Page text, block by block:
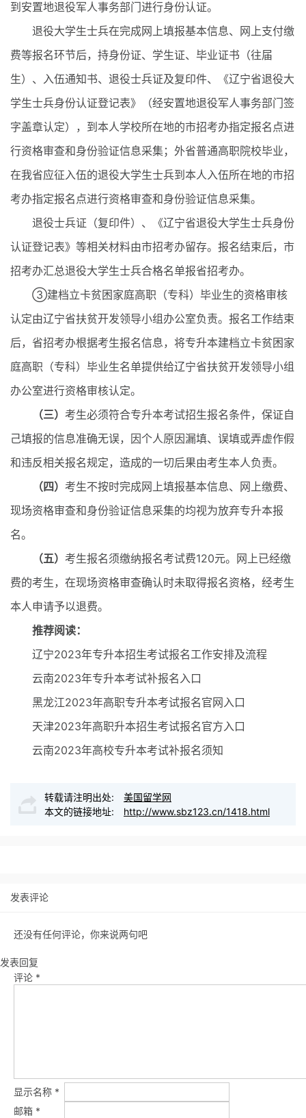
到安置地退役军人事务部门进行身份认证。
退役大学生士兵在完成网上填报基本信息、网上支付缴
费等报名环节后，持身份证、学生证、毕业证书（往届
生）、入伍通知书、退役士兵证及复印件、《辽宁省退役大
学生士兵身份认证登记表》（经安置地退役军人事务部门签
字盖章认定），到本人学校所在地的市招考办指定报名点进
行资格审查和身份验证信息采集；外省普通高职院校毕业，
在我省应征入伍的退役大学生士兵到本人入伍所在地的市招
考办指定报名点进行资格审查和身份验证信息采集。
退役士兵证（复印件）、《辽宁省退役大学生士兵身份
认证登记表》等相关材料由市招考办留存。报名结束后，市
招考办汇总退役大学生士兵合格名单报省招考办。
③建档立卡贫困家庭高职（专科）毕业生的资格审核
认定由辽宁省扶贫开发领导小组办公室负责。报名工作结束
后，省招考办根据考生报名信息，将专升本建档立卡贫困家
庭高职（专科）毕业生名单提供给辽宁省扶贫开发领导小组
办公室进行资格审核认定。
（三） 考生必须符合专升本考试招生报名条件，保证自
己填报的信息准确无误，因个人原因漏填、误填或弄虚作假
和违反相关报名规定，造成的一切后果由考生本人负责。
（四） 考生不按时完成网上填报基本信息、网上缴费、
现场资格审查和身份验证信息采集的均视为放弃专升本报
名。
（五） 考生报名须缴纳报名考试费120元。网上已经缴
费的考生，在现场资格审查确认时未取得报名资格，经考生
本人申请予以退费。
推荐阅读：
辽宁2023年专升本招生考试报名工作安排及流程
云南2023年专升本考试补报名入口
黑龙江2023年高职专升本考试报名官网入口
天津2023年高职升本招生考试报名官方入口
云南2023年高校专升本考试补报名须知
转载请注明出处:
美国留学网
本文的链接地址:
http://www.sbz123.cn/1418.html
发表评论
还没有任何评论，你来说两句吧
发表回复
评论 *
显示名称 *
邮箱 *